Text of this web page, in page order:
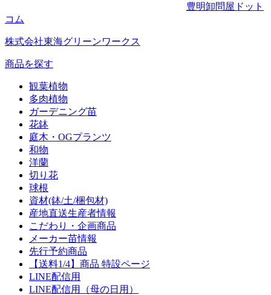
豊明卸問屋ドット
コム
株式会社東海グリーンワークス
商品を探す
観葉植物
多肉植物
ガーデニング苗
花鉢
庭木・OGプランツ
和物
洋蘭
切り花
球根
資材(鉢/土/梱包材)
産地直送生産者情報
こだわり・企画商品
メーカー苗情報
先行予約商品
【送料1/4】商品 特設ページ
LINE配信用
LINE配信用（母の日用）